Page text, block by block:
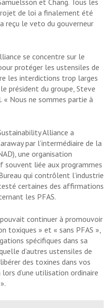
et Chang. Tous les
de loi a finalement été
reçu le veto du gouverneur
se concentre sur le
protéger les ustensiles de
les interdictions trop larges
président du groupe, Steve
« Nous ne sommes partie à
Alliance a
par l’intermédiaire de la
une organisation
souvent liée aux programmes
qui contrôlent l’industrie
certaines des affirmations
les PFAS.
continuer à promouvoir
toxiques » et « sans PFAS »,
spécifiques dans sa
d’autres ustensiles de
des toxines dans vos
d’une utilisation ordinaire